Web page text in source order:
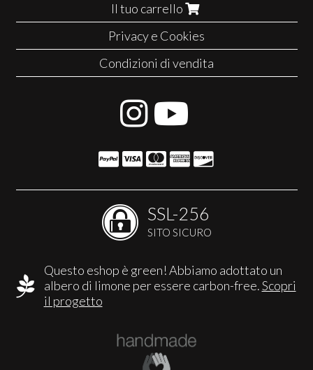
Il tuo carrello
Privacy e Cookies
Condizioni di vendita
SSL-256
SITO SICURO
Questo eshop è green! Abbiamo adottato un
albero di limone per essere carbon-free.Scopri
il progetto